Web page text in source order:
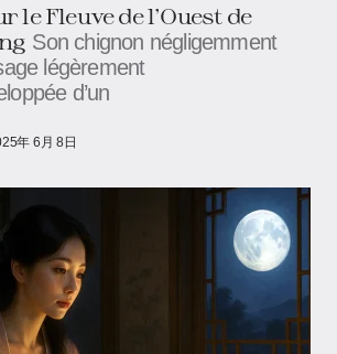
le Fleuve de l'Ouest de
Son chignon négligemment
légèrement
d’un
年 6月 8日